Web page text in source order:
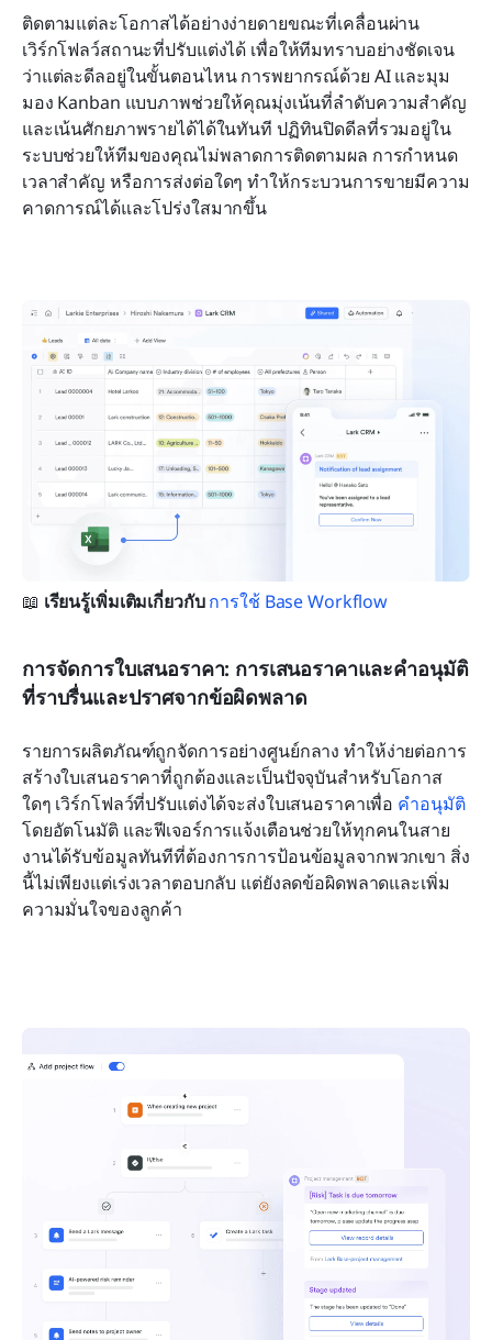
ติดตามแต่ละโอกาสได้อย่างง่ายดายขณะที่เคลื่อนผ่าน
เวิร์กโฟลว์สถานะที่ปรับแต่งได้ เพื่อให้ทีมทราบอย่างชัดเจน
ว่าแต่ละดีลอยู่ในขั้นตอนไหน การพยากรณ์ด้วย AI และมุม
มอง Kanban แบบภาพช่วยให้คุณมุ่งเน้นที่ลำดับความสำคัญ
และเน้นศักยภาพรายได้ได้ในทันที ปฏิทินปิดดีลที่รวมอยู่ใน
ระบบช่วยให้ทีมของคุณไม่พลาดการติดตามผล การกำหนด
เวลาสำคัญ หรือการส่งต่อใดๆ ทำให้กระบวนการขายมีความ
คาดการณ์ได้และโปร่งใสมากขึ้น
📖 เรียนรู้เพิ่มเติมเกี่ยวกับ การใช้ Base Workflow
การจัดการใบเสนอราคา: การเสนอราคาและคำอนุมัติ
ที่ราบรื่นและปราศจากข้อผิดพลาด
รายการผลิตภัณฑ์ถูกจัดการอย่างศูนย์กลาง ทำให้ง่ายต่อการ
สร้างใบเสนอราคาที่ถูกต้องและเป็นปัจจุบันสำหรับโอกาส
ใดๆ เวิร์กโฟลว์ที่ปรับแต่งได้จะส่งใบเสนอราคาเพื่อ คำอนุมัติ
โดยอัตโนมัติ และฟีเจอร์การแจ้งเตือนช่วยให้ทุกคนในสาย
งานได้รับข้อมูลทันทีที่ต้องการการป้อนข้อมูลจากพวกเขา สิ่ง
นี้ไม่เพียงแต่เร่งเวลาตอบกลับ แต่ยังลดข้อผิดพลาดและเพิ่ม
ความมั่นใจของลูกค้า